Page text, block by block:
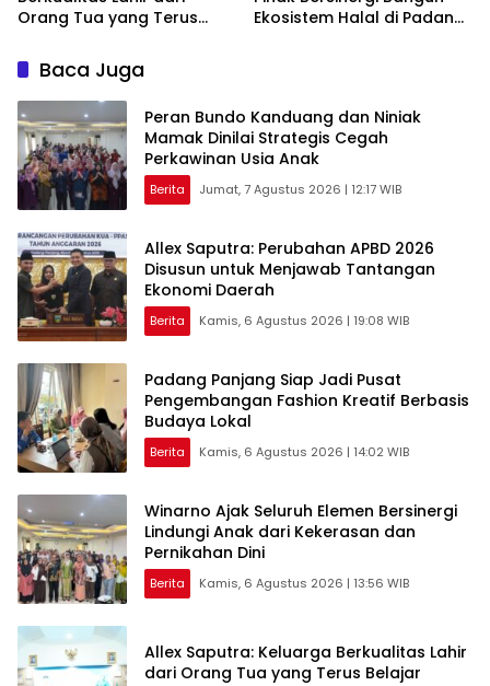
Orang Tua yang Terus
Ekosistem Halal di Padang
Baca Juga
Peran Bundo Kanduang dan Niniak
Mamak Dinilai Strategis Cegah
Perkawinan Usia Anak
Berita Jumat, 7 Agustus 2026 | 12:17 WIB
Allex Saputra: Perubahan APBD 2026
Disusun untuk Menjawab Tantangan
Ekonomi Daerah
Berita Kamis, 6 Agustus 2026 | 19:08 WIB
Padang Panjang Siap Jadi Pusat
Pengembangan Fashion Kreatif Berbasis
Budaya Lokal
Berita Kamis, 6 Agustus 2026 | 14:02 WIB
Winarno Ajak Seluruh Elemen Bersinergi
Lindungi Anak dari Kekerasan dan
Pernikahan Dini
Berita Kamis, 6 Agustus 2026 | 13:56 WIB
Allex Saputra: Keluarga Berkualitas Lahir
dari Orang Tua yang Terus Belajar